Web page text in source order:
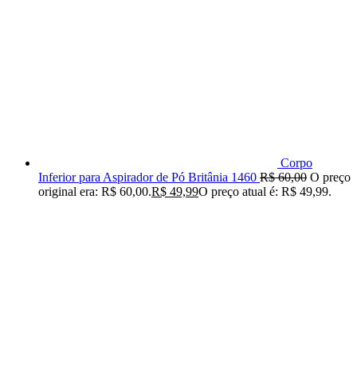
Corpo
Inferior para Aspirador de Pó Britânia 1460 R$60,00 O preço
original era: R$ 60,00.R$ 49,99O preço atual é: R$ 49,99.